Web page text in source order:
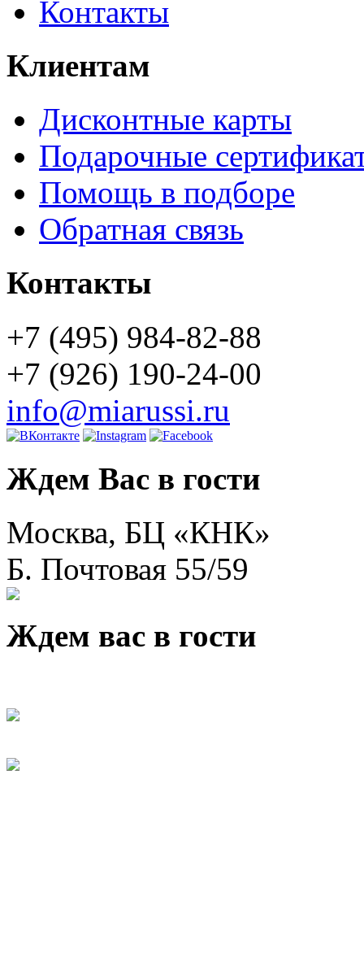
Контакты
Клиентам
Дисконтные карты
Подарочные
Помощь в подборе
Обратная связь
Контакты
+7 (495) 984-82-88
+7 (926) 190-24-00
info@miarussi.ru
Ждем Вас в гости
Москва, БЦ «КНК»
Б. Почтовая 55/59
Ждем вас в гости